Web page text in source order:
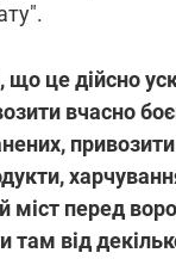
це дійсно
вчасно
міст перед
там від